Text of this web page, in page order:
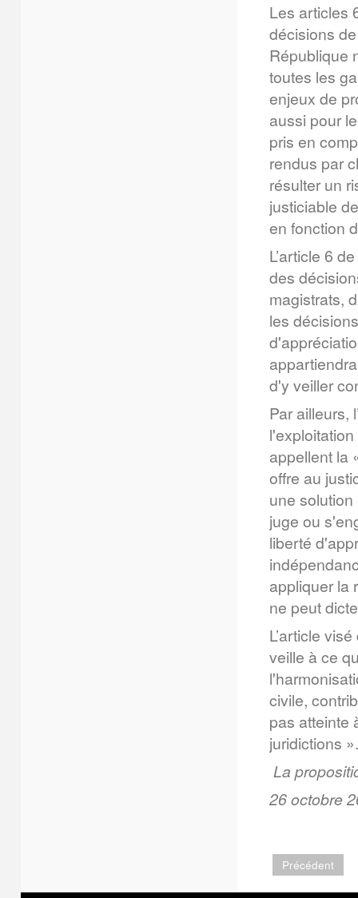
Les articles
décisions
République
toutes les
enjeux de
aussi pour
pris en
rendus par
résulter un
justiciable
en fonction
L’article 6
des
magistrats,
les
d'y veiller
Par ailleurs,
appellent la
offre au
une
juge ou
liberté
appliquer la
ne peut
L’article
veille à ce
civile,
pas atteinte
juridictions ».
La
26 octobre
Précédent